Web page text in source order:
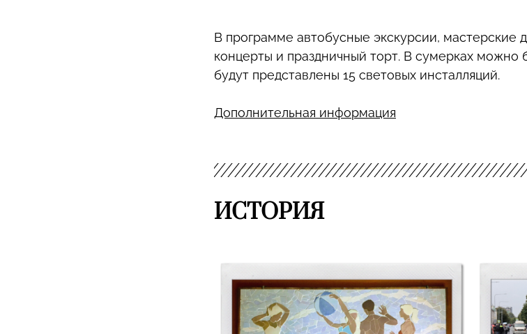
В программе автобусные экскурсии, мастерские
концерты и праздничный торт. В сумерках можно
будут представлены 15 световых инсталляций.
Дополнительная информация
ИСТОРИЯ